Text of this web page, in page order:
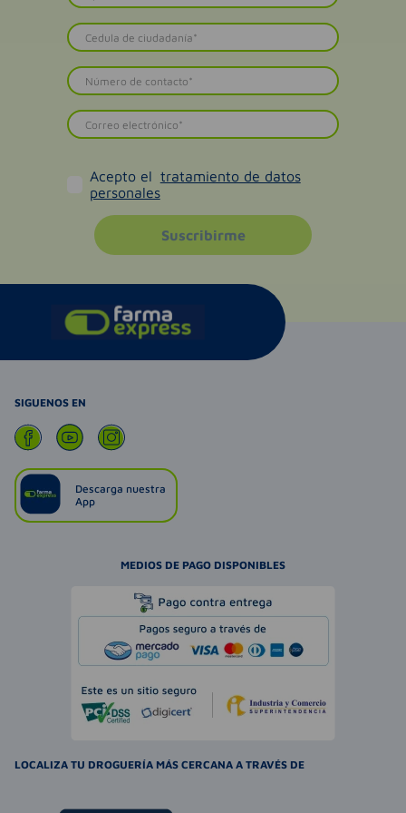
Acepto el tratamiento de datos
personales
Suscribirme
SIGUENOS EN
Descarga nuestra
App
MEDIOS DE PAGO DISPONIBLES
LOCALIZA TU DROGUERÍA MÁS CERCANA A TRAVÉS DE